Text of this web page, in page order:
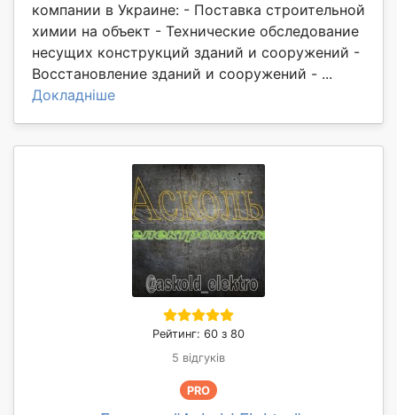
компании в Украине: - Поставка строительной
химии на объект - Технические обследование
несущих конструкций зданий и сооружений -
Восстановление зданий и сооружений - ...
Докладніше
Рейтинг: 60 з 80
5 відгуків
PRO